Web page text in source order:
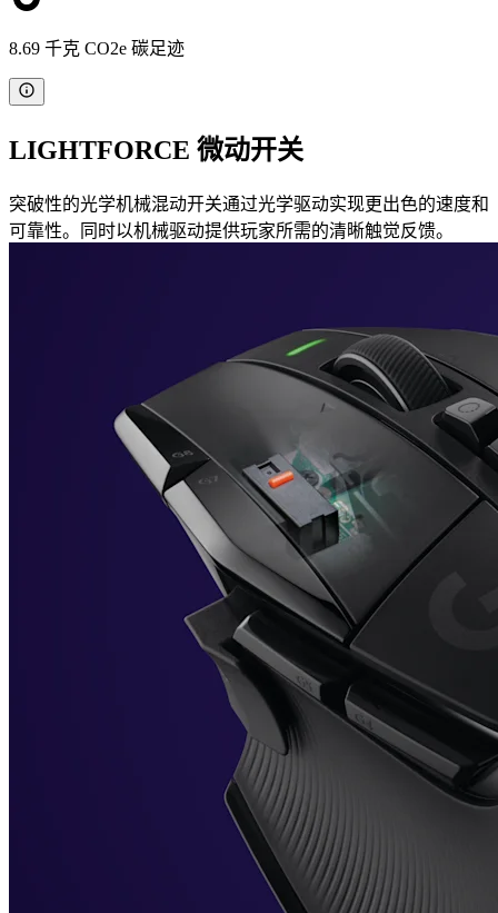
8.69 千克 CO2e 碳足迹
LIGHTFORCE 微动开关
突破性的光学机械混动开关通过光学驱动实现更出色的速度和
可靠性。同时以机械驱动提供玩家所需的清晰触觉反馈。